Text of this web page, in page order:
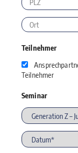
Teilnehmer
Teilnehmer
Seminar